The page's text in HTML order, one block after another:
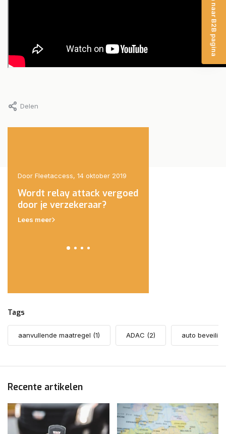
Delen
Door Fleetaccess, 14 oktober 2019
Wordt relay attack vergoed
door je verzekeraar?
Lees meer
Tags
aanvullende maatregel (1) ADAC (2) auto
Recente artikelen
Ga naar B2B pagina